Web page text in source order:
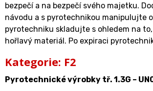
bezpečí a na bezpečí svého majetku.
návodu a s pyrotechnikou manipulujte
pyrotechniku skladujte s ohledem na
hořlavý materiál. Po expiraci
Kategorie: F2
Pyrotechnické výrobky tř. 1.3G –